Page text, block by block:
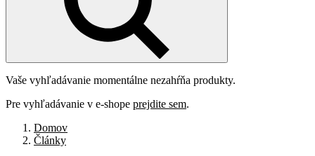
Vaše vyhľadávanie momentálne nezahŕňa produkty.
Pre vyhľadávanie v e-shope prejdite sem.
Domov
Články